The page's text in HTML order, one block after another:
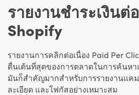
รายงานชำระเงินต่
Shopify
รายงานการคลิกต่อเนื่อง Paid Per
ตื่นเต้นที่สุดของการตลาดในการค้นห
มันก็สำคัญมากสำหรับการรายงานแค
ละเอียด และโฟกัสอย่างเหมาะสม